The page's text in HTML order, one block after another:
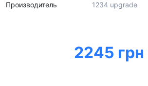
Производитель 1234 upgrade
2245 грн